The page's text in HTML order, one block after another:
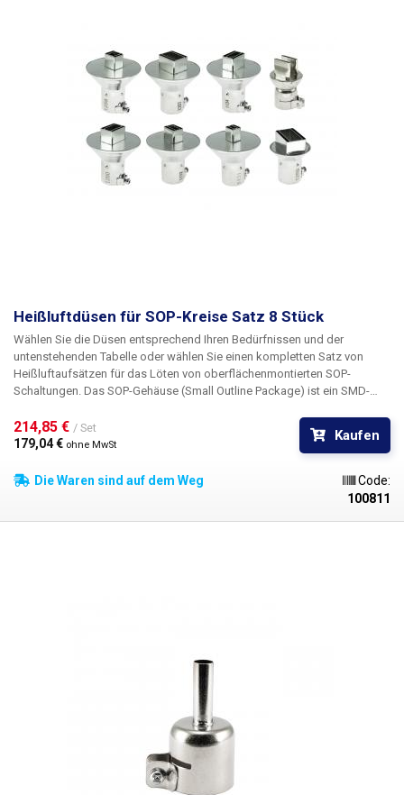
Heißluftdüsen für SOP-Kreise Satz 8 Stück
Wählen Sie die Düsen entsprechend Ihren Bedürfnissen und der
untenstehenden Tabelle oder wählen Sie einen kompletten Satz von
Heißluftaufsätzen für das Löten von oberflächenmontierten SOP-
Schaltungen. Das SOP-Gehäuse (Small Outline Package) ist ein SMD-
längeren Seiten des Schaltkreises so gefräst sind, dass die Kontakte
gebogen sind, um mit der Leiterplatte zusammenzupassen. Die
werden kann; obwohl es Buchsen gibt, sind diese für die
214,85 € / Set
179,04 € ohne MwSt
Kaufen
Die Waren sind auf dem Weg
Code:
100811